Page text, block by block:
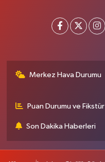
Merkez Hava Durumu
Puan Durumu ve Fikstür
Son Dakika Haberleri